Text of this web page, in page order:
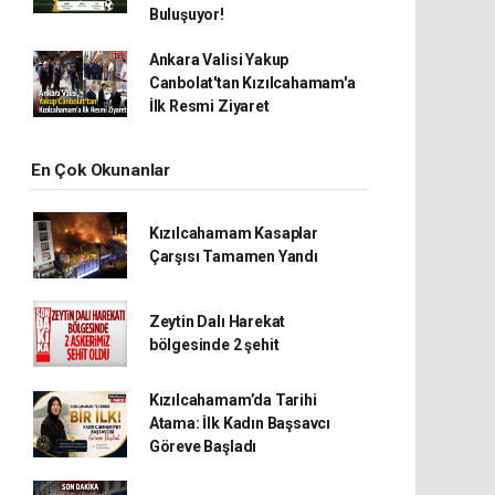
Buluşuyor!
Ankara Valisi Yakup
Canbolat'tan Kızılcahamam'a
İlk Resmi Ziyaret
En Çok Okunanlar
Kızılcahamam Kasaplar
Çarşısı Tamamen Yandı
Zeytin Dalı Harekat
bölgesinde 2 şehit
Kızılcahamam’da Tarihi
Atama: İlk Kadın Başsavcı
Göreve Başladı